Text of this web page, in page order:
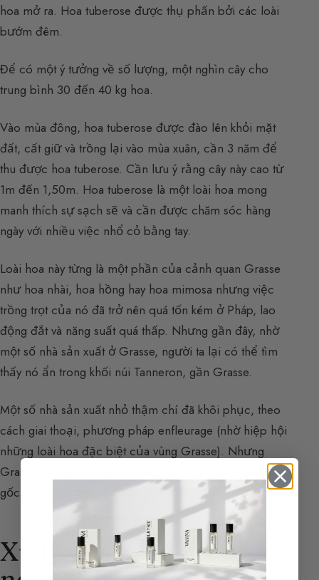
hoa mở ra. Hoa tuberose được thụ phấn bởi các loài
bướm đêm.
Để có một ý tưởng về số lượng, một nghìn cây cho
trung bình 30 đến 40 kg hoa.
Vào mùa đông, hoa tuberose được đào lên khỏi mặt
đất, cất giữ và trồng lại vào mùa xuân, cần 3 năm để
thu được hoa tuberose. Cần lưu ý rằng cây này cao từ
1m đến 1,50m. Hoa tuberose là một loài hoa mong
manh thích sự sạch sẽ và cần được chăm sóc hàng
ngày với nhiều việc nhổ cỏ bằng tay.
Loài hoa này từng là một phần của cảnh quan Grasse
như hoa nhài, hoa hồng hay hoa mimosa nhưng việc
trồng trọt của nó đã trở nên quá tốn kém ở Pháp, lao
động đắt và năng suất quá thấp. Nhưng gần đây, nhờ
một số nhà sản xuất ở Grasse, người ta lại có thể tìm
thấy nó ẩn trong khối núi Tanneron, gần Grasse.
Một số nhà sản xuất nhỏ thậm chí đã khôi phục, theo
cách giai thoại, phương pháp enfleurage (nhờ hiệp hội
những loài hoa đặc biệt của vùng Grasse). Nhưng
Grasse không thể đáp ứng toàn bộ nhu cầu, nguồn
gốc thông thường vẫn chủ yếu là Ấn Độ.
Xử lý và sản xuất